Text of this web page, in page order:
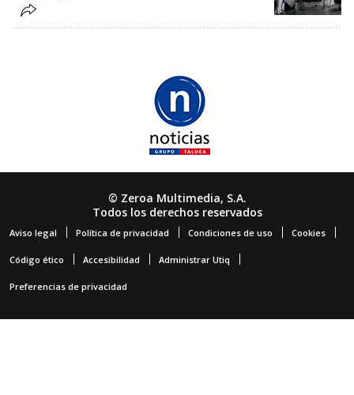
© Zeroa Multimedia, S.A.
Todos los derechos reservados
Aviso legal Política de privacidad Condiciones de uso Cookies
Código ético Accesibilidad Administrar Utiq
Preferencias de privacidad